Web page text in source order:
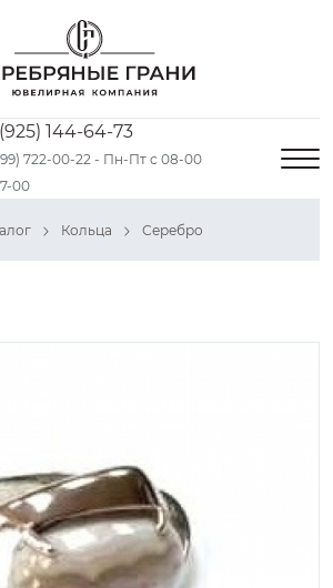
144-64-73
722-00-22 - Пн-Пт с 08-00
00
Кольца Серебро